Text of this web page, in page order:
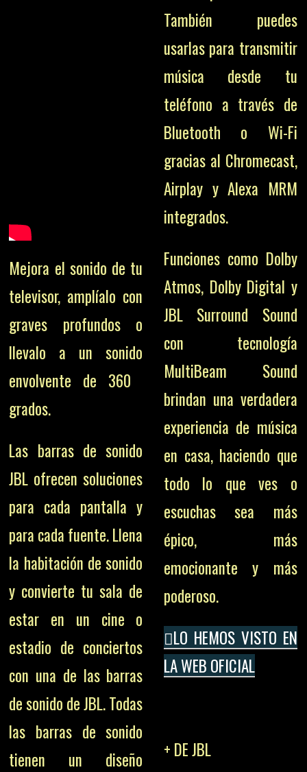
Mejora el sonido de tu
televisor, amplíalo con
graves profundos o
llevalo a un sonido
envolvente de 360 ​​
grados.
Las barras de sonido
JBL ofrecen soluciones
para cada pantalla y
para cada fuente. Llena
la habitación de sonido
y convierte tu sala de
estar en un cine o
estadio de conciertos
con una de las barras
de sonido de JBL. Todas
las barras de sonido
tienen un diseño
También puedes
usarlas para transmitir
música desde tu
teléfono a través de
Bluetooth o Wi-Fi
gracias al Chromecast,
Airplay y Alexa MRM
integrados.
Funciones como Dolby
Atmos, Dolby Digital y
JBL Surround Sound
con tecnología
MultiBeam Sound
brindan una verdadera
experiencia de música
en casa, haciendo que
todo lo que ves o
escuchas sea más
épico, más
emocionante y más
poderoso.
LO HEMOS VISTO EN
LA WEB OFICIAL
+ DE JBL